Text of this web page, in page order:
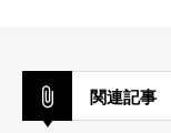
関連記事